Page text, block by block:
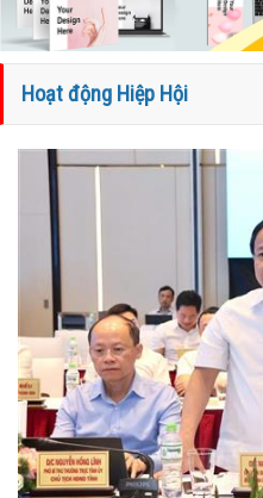
Hoạt động Hiệp Hội